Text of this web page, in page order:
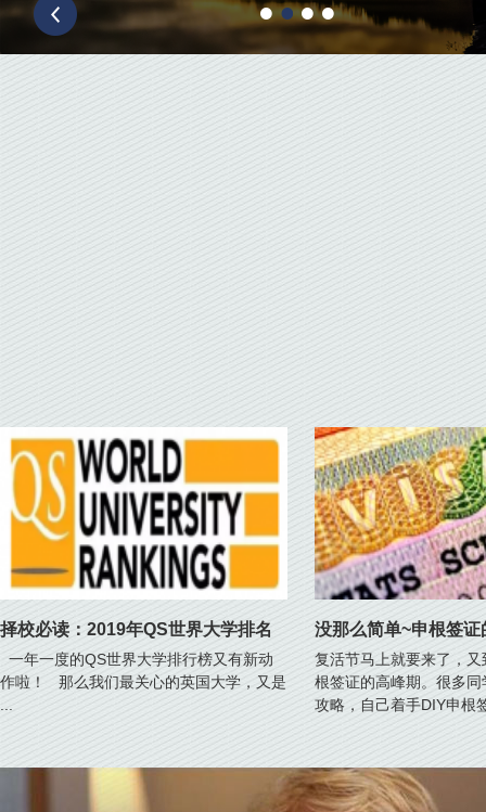
择校必读：2019年QS世界大学排名
榜英国篇
一年一度的QS世界大学排行榜又有新动
作啦！ 那么我们最关心的英国大学，又是
没那么简单~申根签证
复活节马上就要来了，
根签证的高峰期。很多
攻略，自己着手DIY申根